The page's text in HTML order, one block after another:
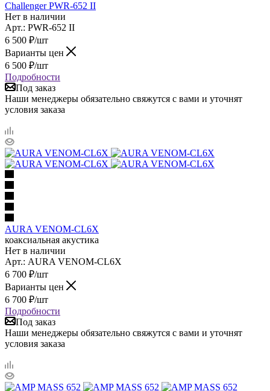
Challenger PWR-652 II
Нет в наличии
Арт.: PWR-652 II
6 500 ₽/шт
Варианты цен
6 500 ₽/шт
Подробности
Под заказ
Наши менеджеры обязательно свяжутся с вами и уточнят
условия заказа
AURA VENOM-CL6X
коаксиальная акустика
Нет в наличии
Арт.: AURA VENOM-CL6X
6 700 ₽/шт
Варианты цен
6 700 ₽/шт
Подробности
Под заказ
Наши менеджеры обязательно свяжутся с вами и уточнят
условия заказа